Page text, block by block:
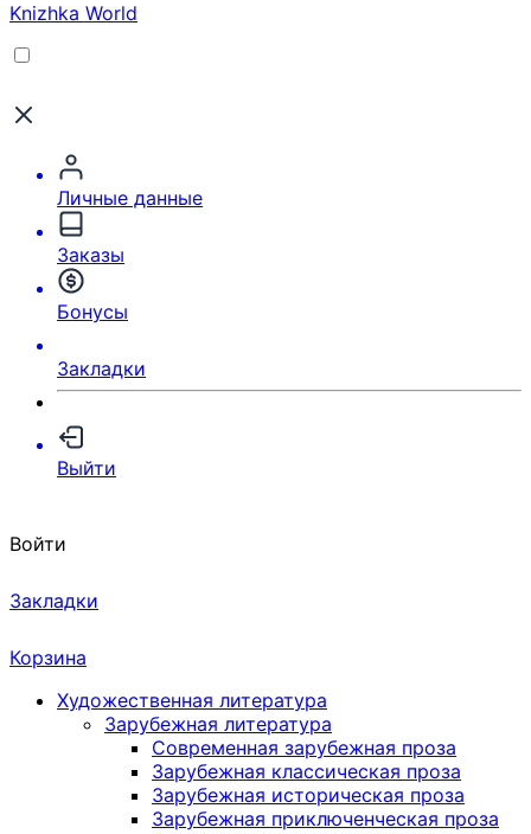
Knizhka World
Личные данные
Заказы
Бонусы
Закладки
Выйти
Войти
Закладки
Корзина
Художественная литература
Зарубежная литература
Современная зарубежная проза
Зарубежная классическая проза
Зарубежная историческая проза
Зарубежная приключенческая проза